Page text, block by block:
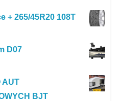
+ 265/45R20 108T
D07
AUT
BJT